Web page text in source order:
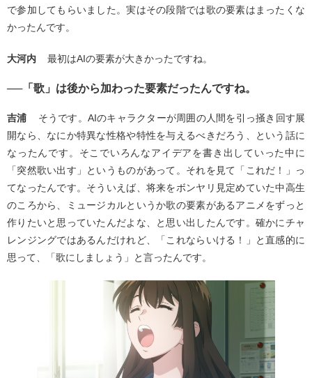
で参加してもらいました。実はその段階では歌の要素はまったくな
かったんです。
大河内 最初はAIの要素が大きかったですね。
──「歌」は後から加わった要素だったんですね。
吉浦
そうです。AIのキャラクターが周囲の人間を引っ掻き回す展
開なら、なにか特異な性格や特性を与えるべきだろう、という話に
なったんです。そこでいろんなアイデアを書き出していった中に
「突然歌い出す」というものがあって。それを見て「これだ！」っ
てなったんです。そういえば、将来をボンヤリ見定めていた中高生
のころから、ミュージカルというか歌の要素があるアニメをずっと
作りたいと思っていたんだよな、と思い出したんです。確かにチャ
レンジングではあるんだけれど、「これならいける！」と直感的に
思って、「歌にしましょう」と言ったんです。